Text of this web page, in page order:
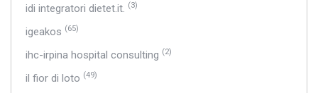
idi integratori dietet.it. (3)
igeakos (65)
ihc-irpina hospital consulting (2)
il fior di loto (49)